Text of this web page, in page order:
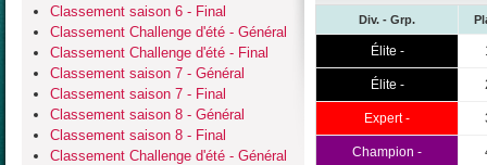
Classement saison 6 - Final
Classement Challenge d'été - Général
Classement Challenge d'été - Final
Classement saison 7 - Général
Classement saison 7 - Final
Classement saison 8 - Général
Classement saison 8 - Final
Classement Challenge d'été - Général
Div. - Grp.
Élite -
Élite -
Expert -
Champion -